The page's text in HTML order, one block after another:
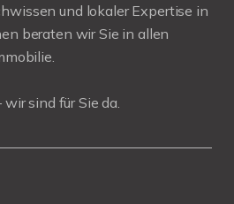
und lokaler Expertise in
beraten wir Sie in allen
sind für Sie da.